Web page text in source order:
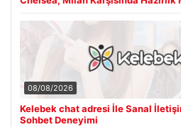
08/08/2026
Kelebek chat adresi İle Sanal
Sohbet Deneyimi